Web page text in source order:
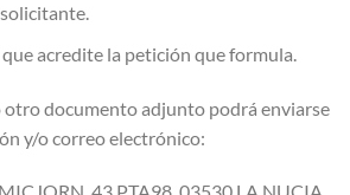
acredite la petición que formula.
documento adjunto podrá enviarse
y/o correo electrónico: